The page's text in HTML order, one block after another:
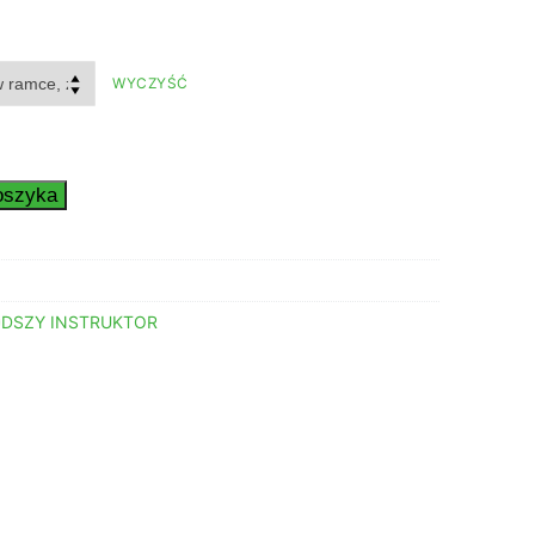
zł
zł
WYCZYŚĆ
INSTRUKTOR